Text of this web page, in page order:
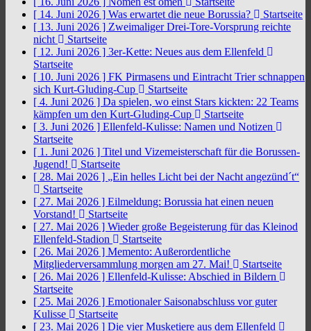
[ 14. Juni 2026 ] Was erwartet die neue Borussia?
Startseite
[ 13. Juni 2026 ] Zweimaliger Drei-Tore-Vorsprung reichte
nicht
Startseite
[ 12. Juni 2026 ] 3er-Kette: Neues aus dem Ellenfeld
Startseite
[ 10. Juni 2026 ] FK Pirmasens und Eintracht Trier schnappen
sich Kurt-Gluding-Cup
Startseite
[ 4. Juni 2026 ] Da spielen, wo einst Stars kickten: 22 Teams
kämpfen um den Kurt-Gluding-Cup
Startseite
[ 3. Juni 2026 ] Ellenfeld-Kulisse: Namen und Notizen
Startseite
[ 1. Juni 2026 ] Titel und Vizemeisterschaft für die Borussen-
Jugend!
Startseite
[ 28. Mai 2026 ] „Ein helles Licht bei der Nacht angezünd´t“
Startseite
[ 27. Mai 2026 ] Eilmeldung: Borussia hat einen neuen
Vorstand!
Startseite
[ 27. Mai 2026 ] Wieder große Begeisterung für das Kleinod
Ellenfeld-Stadion
Startseite
[ 26. Mai 2026 ] Memento: Außerordentliche
Mitgliederversammlung morgen am 27. Mai!
Startseite
[ 26. Mai 2026 ] Ellenfeld-Kulisse: Abschied in Bildern
Startseite
[ 25. Mai 2026 ] Emotionaler Saisonabschluss vor guter
Kulisse
Startseite
[ 23. Mai 2026 ] Die vier Musketiere aus dem Ellenfeld